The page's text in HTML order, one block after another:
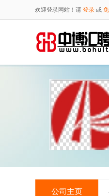
欢迎登录网站！请 登录 或
公司主页